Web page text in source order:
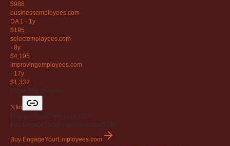
$988
businessemployees.com
DA 1 · 1y
$195
selectemployees.com
· 8y
$4,195
improvingemployees.com
· 17y
$1,332
Share this domain
𝕏fin
EngageYourEmployees.com
Buy EngageYourEmployees.com$195
Buy EngageYourEmployees.com